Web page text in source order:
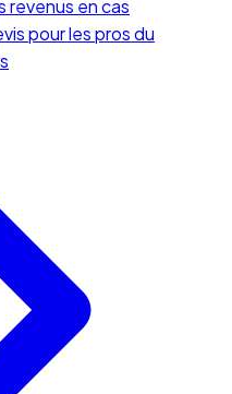
revenus en cas
pour les pros du